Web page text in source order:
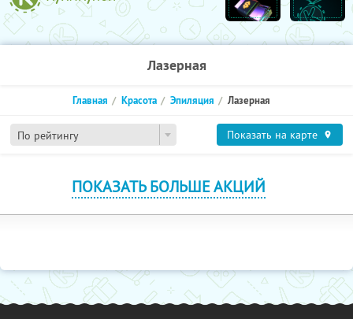
Лазерная
По рейтингу
Главная Красота Эпиляция Лазерная
Показать на карте
ПОКАЗАТЬ БОЛЬШЕ АКЦИЙ